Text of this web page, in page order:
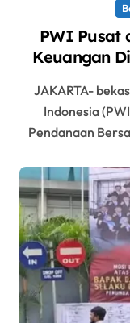
PWI Pusat
Keuangan
JAKARTA- bekasitoday.com– Persatuan Wartawan
Indonesia
Pendanaan